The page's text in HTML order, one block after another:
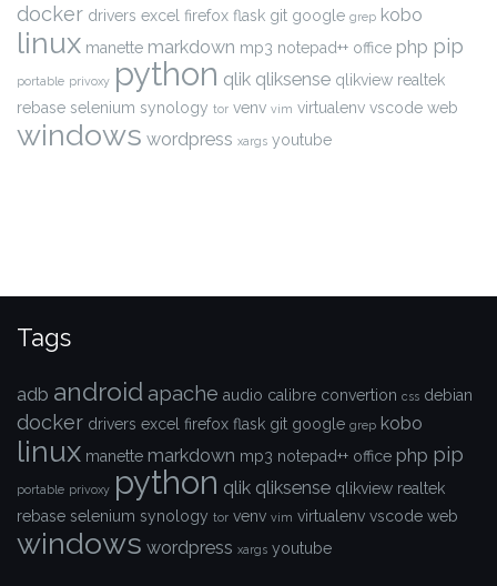
docker drivers excel firefox flask git google grep kobo
linux manette markdown mp3 notepad++ office php pip
portable privoxy python qlik qliksense qlikview realtek
rebase selenium synology tor venv vim virtualenv vscode web
windows wordpress xargs youtube
Tags
adb android apache audio calibre convertion css debian
docker drivers excel firefox flask git google grep kobo
linux manette markdown mp3 notepad++ office php pip
portable privoxy python qlik qliksense qlikview realtek
rebase selenium synology tor venv vim virtualenv vscode web
windows wordpress xargs youtube